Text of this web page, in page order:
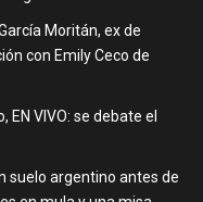
Moritán, ex de
con Emily Ceco de
EN VIVO: se debate el
suelo argentino antes de